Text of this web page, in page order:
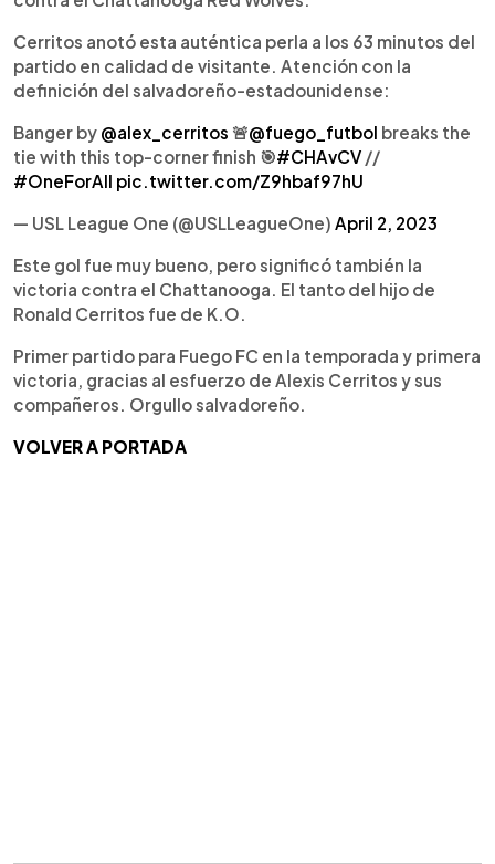
Cerritos anotó esta auténtica perla a los 63 minutos del
partido en calidad de visitante. Atención con la
definición del salvadoreño-estadounidense:
Banger by @alex_cerritos 🚨@fuego_futbol breaks the
tie with this top-corner finish 🎯#CHAvCV //
#OneForAll pic.twitter.com/Z9hbaf97hU
— USL League One (@USLLeagueOne) April 2, 2023
Este gol fue muy bueno, pero significó también la
victoria contra el Chattanooga. El tanto del hijo de
Ronald Cerritos fue de K.O.
Primer partido para Fuego FC en la temporada y primera
victoria, gracias al esfuerzo de Alexis Cerritos y sus
compañeros. Orgullo salvadoreño.
VOLVER A PORTADA